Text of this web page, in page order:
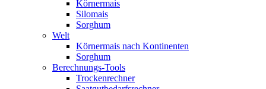
Körnermais
Silomais
Sorghum
Welt
Körnermais nach Kontinenten
Sorghum
Berechnungs-Tools
Trockenrechner